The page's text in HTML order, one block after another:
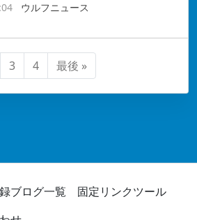
ウルフニュース
3 4 最後 »
ブログ一覧
固定リンクツール